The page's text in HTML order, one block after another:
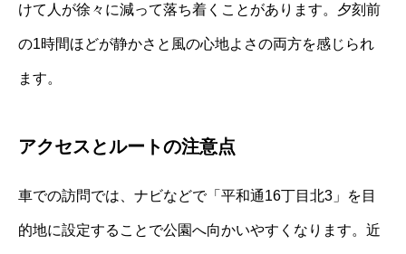
けて人が徐々に減って落ち着くことがあります。夕刻前
の1時間ほどが静かさと風の心地よさの両方を感じられ
ます。
アクセスとルートの注意点
車での訪問では、ナビなどで「平和通16丁目北3」を目
的地に設定することで公園へ向かいやすくなります。近